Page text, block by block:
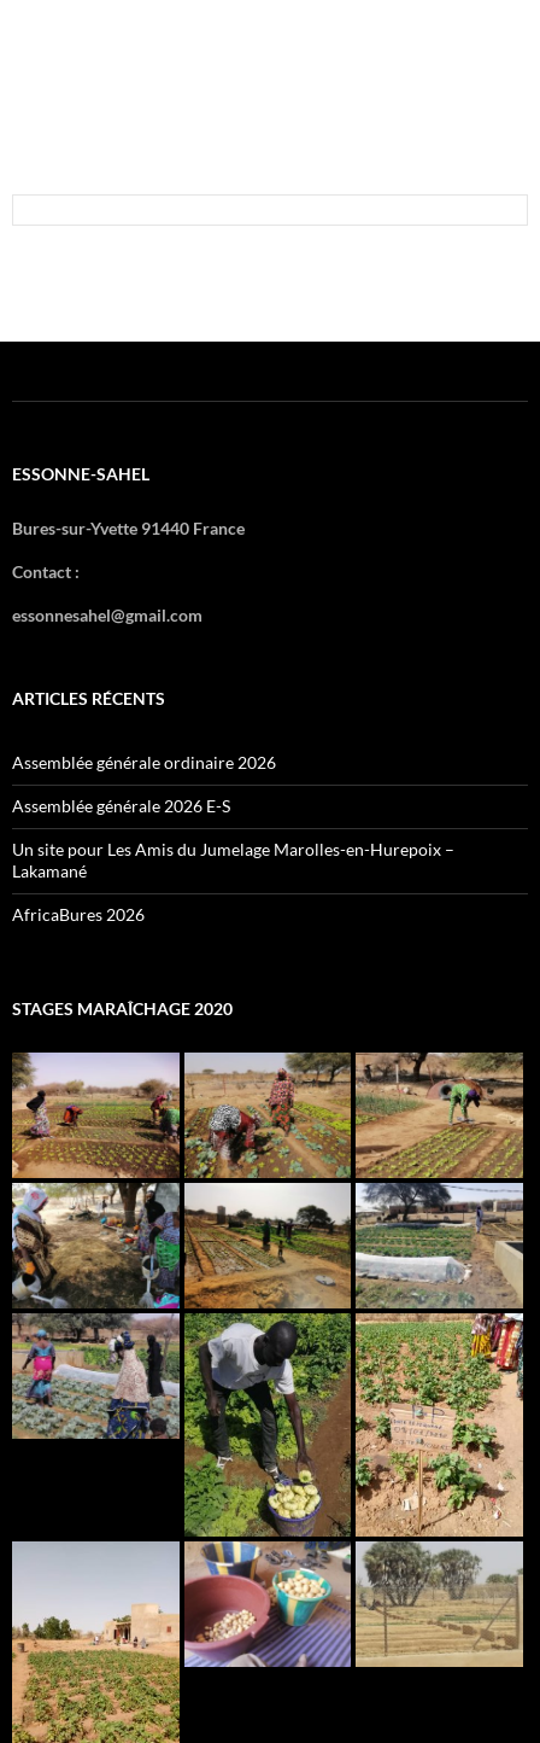
ESSONNE-SAHEL
Bures-sur-Yvette 91440 France
Contact :
essonnesahel@gmail.com
ARTICLES RÉCENTS
Assemblée générale ordinaire 2026
Assemblée générale 2026 E-S
Un site pour Les Amis du Jumelage Marolles-en-Hurepoix –
Lakamané
AfricaBures 2026
STAGES MARAÎCHAGE 2020